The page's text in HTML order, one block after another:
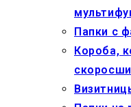
Папки с
Короба,